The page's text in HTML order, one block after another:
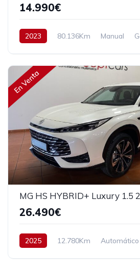
14.990€
2023 80.136Km Manual
En Venta
MG HS HYBRID+ Luxury 1.5
26.490€
2025 12.780Km Automático